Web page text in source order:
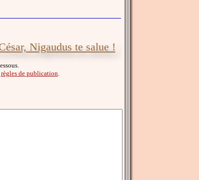
Nigaudus te salue !
règles de publication